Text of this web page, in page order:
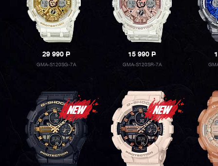
29 990P
GMA-S120SG-7A
15 990P
GMA-S120SR-7A